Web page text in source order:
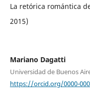
La retórica romántica
2015)
Mariano Dagatti
Universidad de Buenos
https://orcid.org/0000-